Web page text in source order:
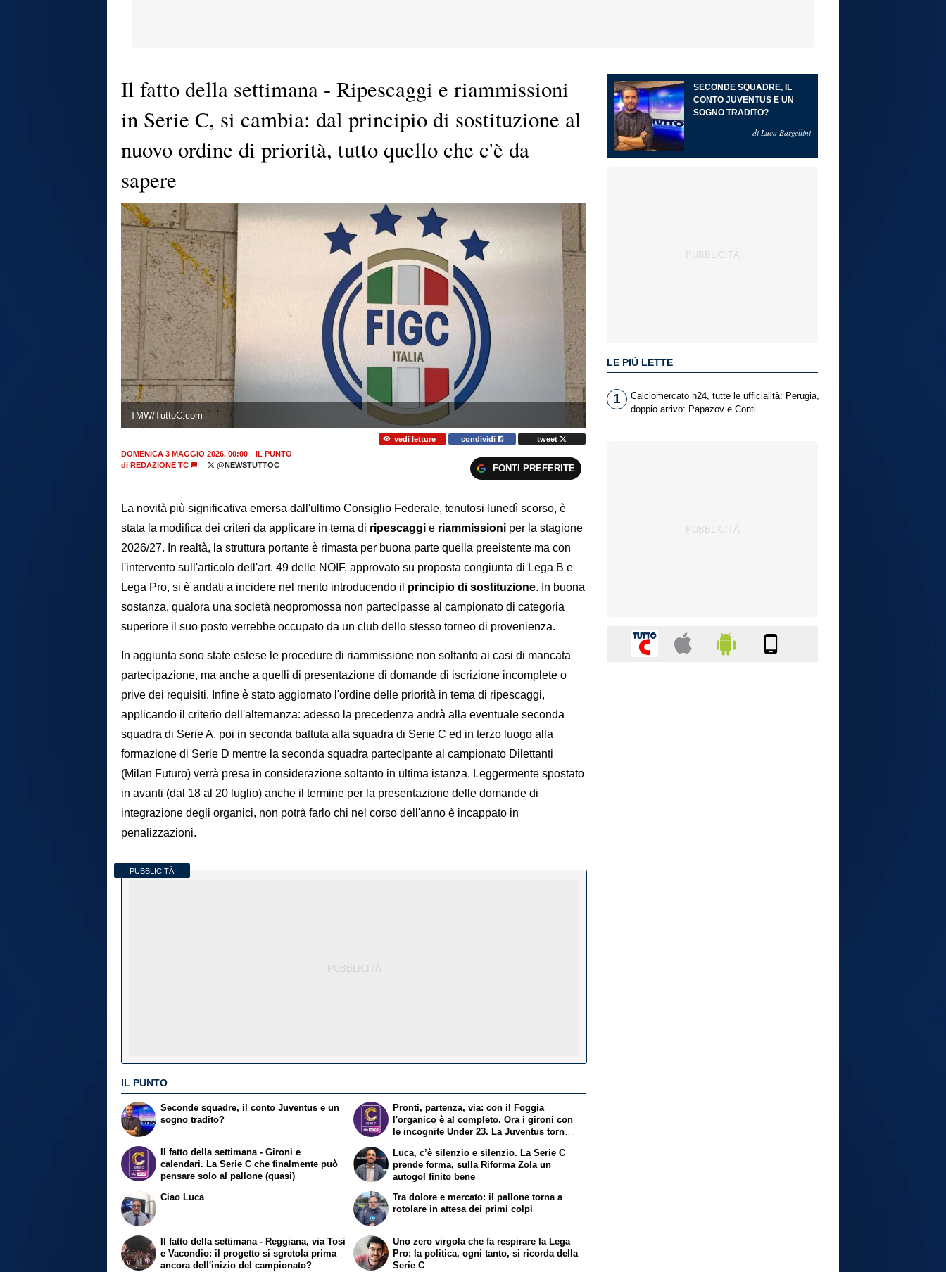
Il fatto della settimana - Ripescaggi e riammissioni
in Serie C, si cambia: dal principio di sostituzione al
nuovo ordine di priorità, tutto quello che c'è da
sapere
TMW/TuttoC.com
vedi letture condividi
tweet
DOMENICA 3 MAGGIO 2026, 00:00
IL PUNTO
di REDAZIONE TC @NEWSTUTTOC FONTI PREFERITE
La novità più significativa emersa dall'ultimo Consiglio Federale, tenutosi lunedì scorso, è
stata la modifica dei criteri da applicare in tema di ripescaggi e riammissioni per la stagione
2026/27. In realtà, la struttura portante è rimasta per buona parte quella preeistente ma con
l'intervento sull'articolo dell'art. 49 delle NOIF, approvato su proposta congiunta di Lega B e
Lega Pro, si è andati a incidere nel merito introducendo il principio di sostituzione. In buona
sostanza, qualora una società neopromossa non partecipasse al campionato di categoria
superiore il suo posto verrebbe occupato da un club dello stesso torneo di provenienza.
In aggiunta sono state estese le procedure di riammissione non soltanto ai casi di mancata
partecipazione, ma anche a quelli di presentazione di domande di iscrizione incomplete o
prive dei requisiti. Infine è stato aggiornato l'ordine delle priorità in tema di ripescaggi,
applicando il criterio dell'alternanza: adesso la precedenza andrà alla eventuale seconda
squadra di Serie A, poi in seconda battuta alla squadra di Serie C ed in terzo luogo alla
formazione di Serie D mentre la seconda squadra partecipante al campionato Dilettanti
(Milan Futuro) verrà presa in considerazione soltanto in ultima istanza. Leggermente spostato
in avanti (dal 18 al 20 luglio) anche il termine per la presentazione delle domande di
integrazione degli organici, non potrà farlo chi nel corso dell'anno è incappato in
penalizzazioni.
PUBBLICITÀ
IL PUNTO
Seconde squadre, il conto Juventus e un
sogno tradito?
Il fatto della settimana - Gironi e
calendari. La Serie C che finalmente può
pensare solo al pallone (quasi)
Pronti, partenza, via: con il Foggia
l'organico è al completo. Ora i gironi con
le incognite Under 23. La Juventus torna
a Sud
Luca, c’è silenzio e silenzio. La Serie C
prende forma, sulla Riforma Zola un
autogol finito bene
Ciao Luca
Il fatto della settimana - Reggiana, via Tosi
e Vacondio: il progetto si sgretola prima
ancora dell'inizio del campionato?
Tra dolore e mercato: il pallone torna a
rotolare in attesa dei primi colpi
Uno zero virgola che fa respirare la Lega
Pro: la politica, ogni tanto, si ricorda della
Serie C
SECONDE SQUADRE, IL
CONTO JUVENTUS E UN
SOGNO TRADITO?
di Luca Bargellini
LE PIÙ LETTE
1
Calciomercato h24, tutte le ufficialità: Perugia,
doppio arrivo: Papazov e Conti